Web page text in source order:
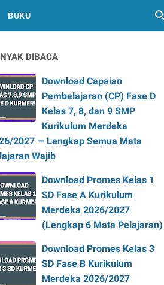
BUKU
DIBACA
Download Capaian
Pembelajaran (CP) Fase D
Kelas 7, 8, dan 9 SMP
Kurikulum Merdeka
2027 — Lengkap Semua Mata
Wajib
Download Promes Kelas 1
SD Fase A Kurikulum
Merdeka 2026/2027
(Lengkap 6 Mata Pelajaran)
Download Promes Kelas 3
SD Fase B Kurikulum
Merdeka 2026/2027